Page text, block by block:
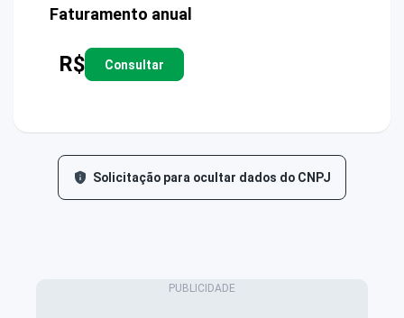
Faturamento anual
R$ Consultar
Solicitação para ocultar dados do CNPJ